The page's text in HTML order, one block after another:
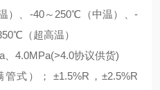
）、-40～250℃（中温）、-
（超高温）
4.0MPa(>4.0协议供货)
式）； ±1.5%R，±2.5%R